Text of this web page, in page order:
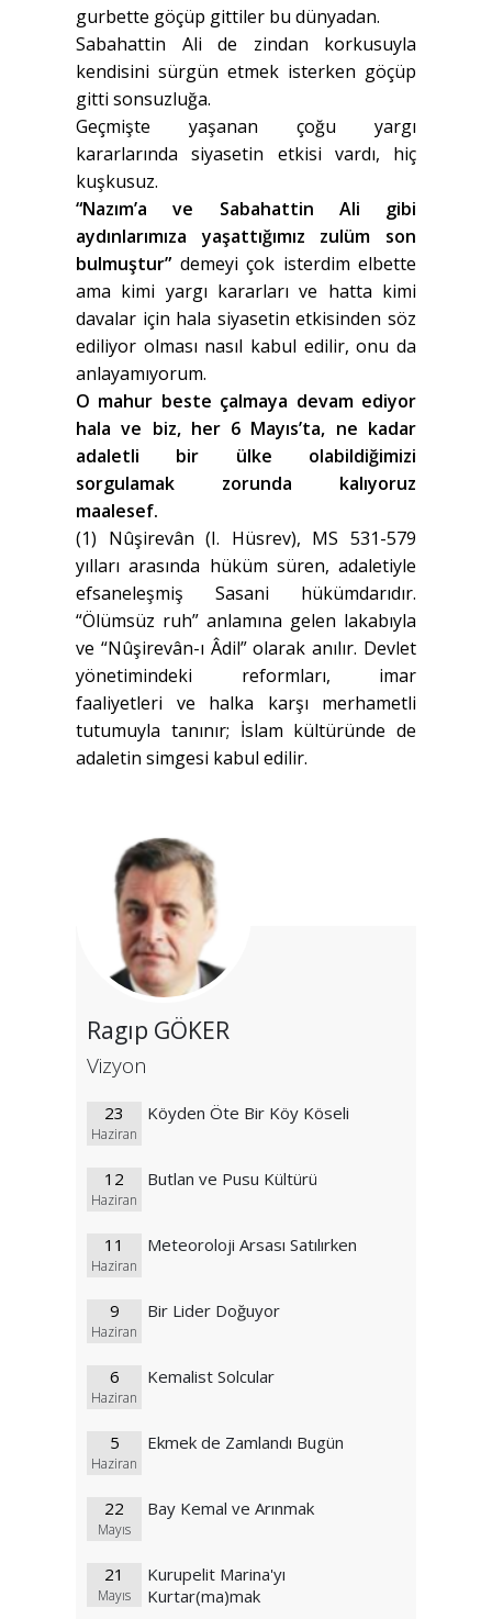
gurbette göçüp gittiler bu dünyadan.
Sabahattin Ali de zindan korkusuyla
kendisini sürgün etmek isterken göçüp
gitti sonsuzluğa.
Geçmişte yaşanan çoğu yargı
kararlarında siyasetin etkisi vardı, hiç
kuşkusuz.
“Nazım’a ve Sabahattin Ali gibi
aydınlarımıza yaşattığımız zulüm son
bulmuştur” demeyi çok isterdim elbette
ama kimi yargı kararları ve hatta kimi
davalar için hala siyasetin etkisinden söz
ediliyor olması nasıl kabul edilir, onu da
anlayamıyorum.
O mahur beste çalmaya devam ediyor
hala ve biz, her 6 Mayıs’ta, ne kadar
adaletli bir ülke olabildiğimizi
sorgulamak zorunda kalıyoruz
maalesef.
(1) Nûşirevân (I. Hüsrev), MS 531-579
yılları arasında hüküm süren, adaletiyle
efsaneleşmiş Sasani hükümdarıdır.
“Ölümsüz ruh” anlamına gelen lakabıyla
ve “Nûşirevân-ı Âdil” olarak anılır. Devlet
yönetimindeki reformları, imar
faaliyetleri ve halka karşı merhametli
tutumuyla tanınır; İslam kültüründe de
adaletin simgesi kabul edilir.
Ragıp GÖKER
Vizyon
23
Haziran
Köyden Öte Bir Köy Köseli
12
Haziran
Butlan ve Pusu Kültürü
11
Haziran
Meteoroloji Arsası Satılırken
9
Haziran
Bir Lider Doğuyor
6
Haziran
Kemalist Solcular
5
Haziran
Ekmek de Zamlandı Bugün
22
Mayıs
Bay Kemal ve Arınmak
21
Mayıs
Kurupelit Marina'yı
Kurtar(ma)mak